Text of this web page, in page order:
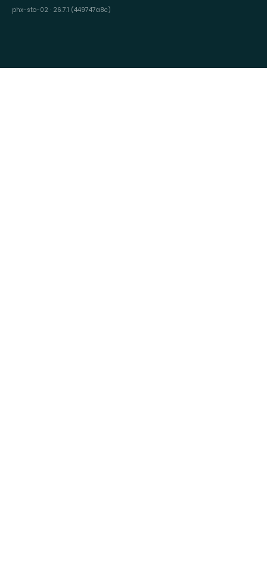
phx-sto-02 · 26.7.1 (449747a8c)